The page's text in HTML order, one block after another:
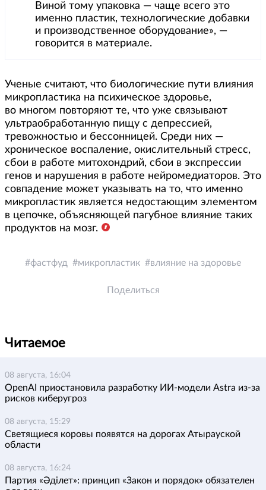
Виной тому упаковка — чаще всего это
именно пластик, технологические добавки
и производственное оборудование», —
говорится в материале.
Ученые считают, что биологические пути влияния
микропластика на психическое здоровье,
во многом повторяют те, что уже связывают
ультраобработанную пищу с депрессией,
тревожностью и бессонницей. Среди них —
хроническое воспаление, окислительный стресс,
сбои в работе митохондрий, сбои в экспрессии
генов и нарушения в работе нейромедиаторов. Это
совпадение может указывать на то, что именно
микропластик является недостающим элементом
в цепочке, объясняющей пагубное влияние таких
продуктов на мозг.
фастфуд микропластик влияние на здоровье
Поделиться
Читаемое
08 августа, 16:04
OpenAI приостановила разработку ИИ-модели Astra из-за
рисков киберугроз
08 августа, 15:29
Светящиеся коровы появятся на дорогах Атырауской
области
08 августа, 16:24
Партия «Әділет»: принцип «Закон и порядок» обязателен